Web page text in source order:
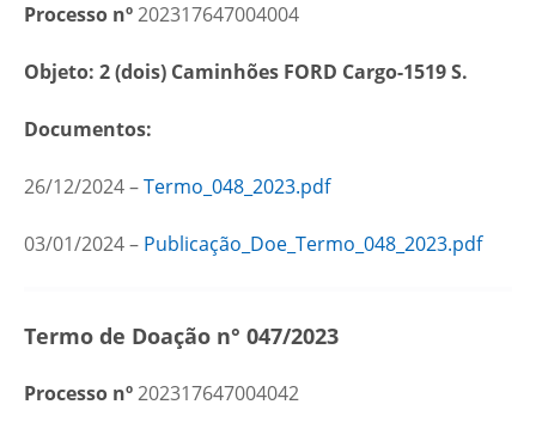
Processo nº202317647004004
Objeto: 2 (dois) Caminhões FORD Cargo-1519 S.
Documentos:
26/12/2024 –Termo_048_2023.pdf
03/01/2024 – Publicação_Doe_Termo_048_2023.pdf
Termo de Doação n° 047/2023
Processo nº202317647004042